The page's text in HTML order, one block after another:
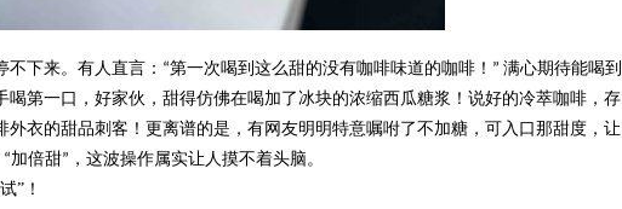
下来。有人直言： “第一次喝到这么甜的没有咖啡味道的咖啡！ ” 满心期待能喝到
第一口，好家伙，甜得仿佛在喝加了冰块的浓缩西瓜糖浆！说好的冷萃咖啡，存
衣的甜品刺客！更离谱的是，有网友明明特意嘱咐了不加糖，可入口那甜度，让
“加倍甜” ，这波操作属实让人摸不着头脑。
”！